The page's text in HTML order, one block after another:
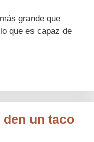
grande que
que es capaz de
den un taco